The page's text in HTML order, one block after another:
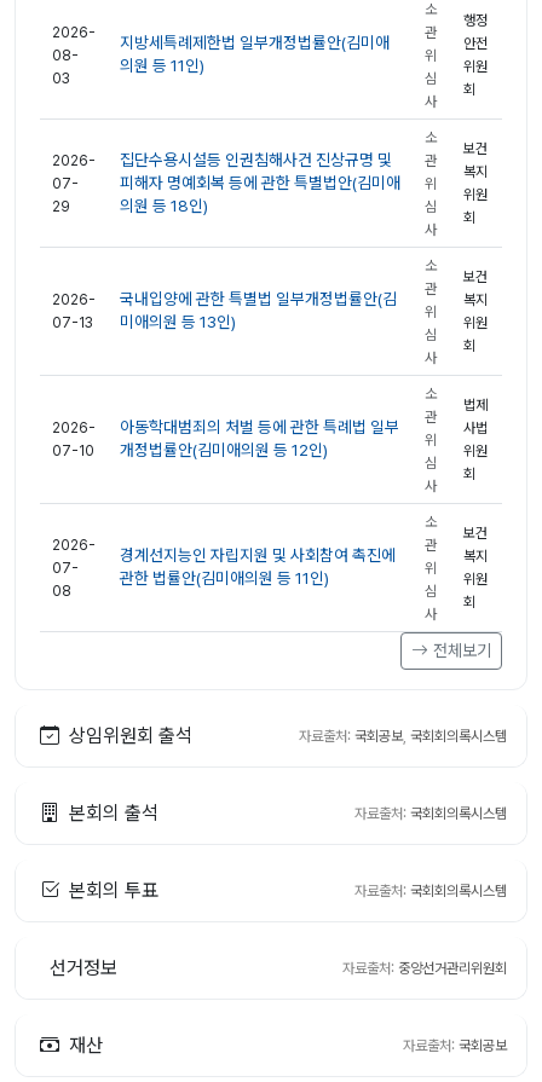
2026-
08-
03
지방세특례제한법 일부개정법률안(김미애
의원 등 11인)
소
관
위
심
사
행정
안전
위원
회
2026-
07-
29
집단수용시설등 인권침해사건 진상규명 및
피해자 명예회복 등에 관한 특별법안(김미애
의원 등 18인)
소
관
위
심
사
보건
복지
위원
회
2026-
07-13
국내입양에 관한 특별법 일부개정법률안(김
미애의원 등 13인)
소
관
위
심
사
보건
복지
위원
회
2026-
07-10
아동학대범죄의 처벌 등에 관한 특례법 일부
개정법률안(김미애의원 등 12인)
소
관
위
심
사
법제
사법
위원
회
2026-
07-
08
경계선지능인 자립지원 및 사회참여 촉진에
관한 법률안(김미애의원 등 11인)
소
관
위
심
사
보건
복지
위원
회
전체보기
상임위원회 출석 자료출처: 국회공보, 국회회의록시스템
본회의 출석 자료출처: 국회회의록시스템
본회의 투표 자료출처: 국회회의록시스템
선거정보 자료출처: 중앙선거관리위원회
재산 자료출처: 국회공보